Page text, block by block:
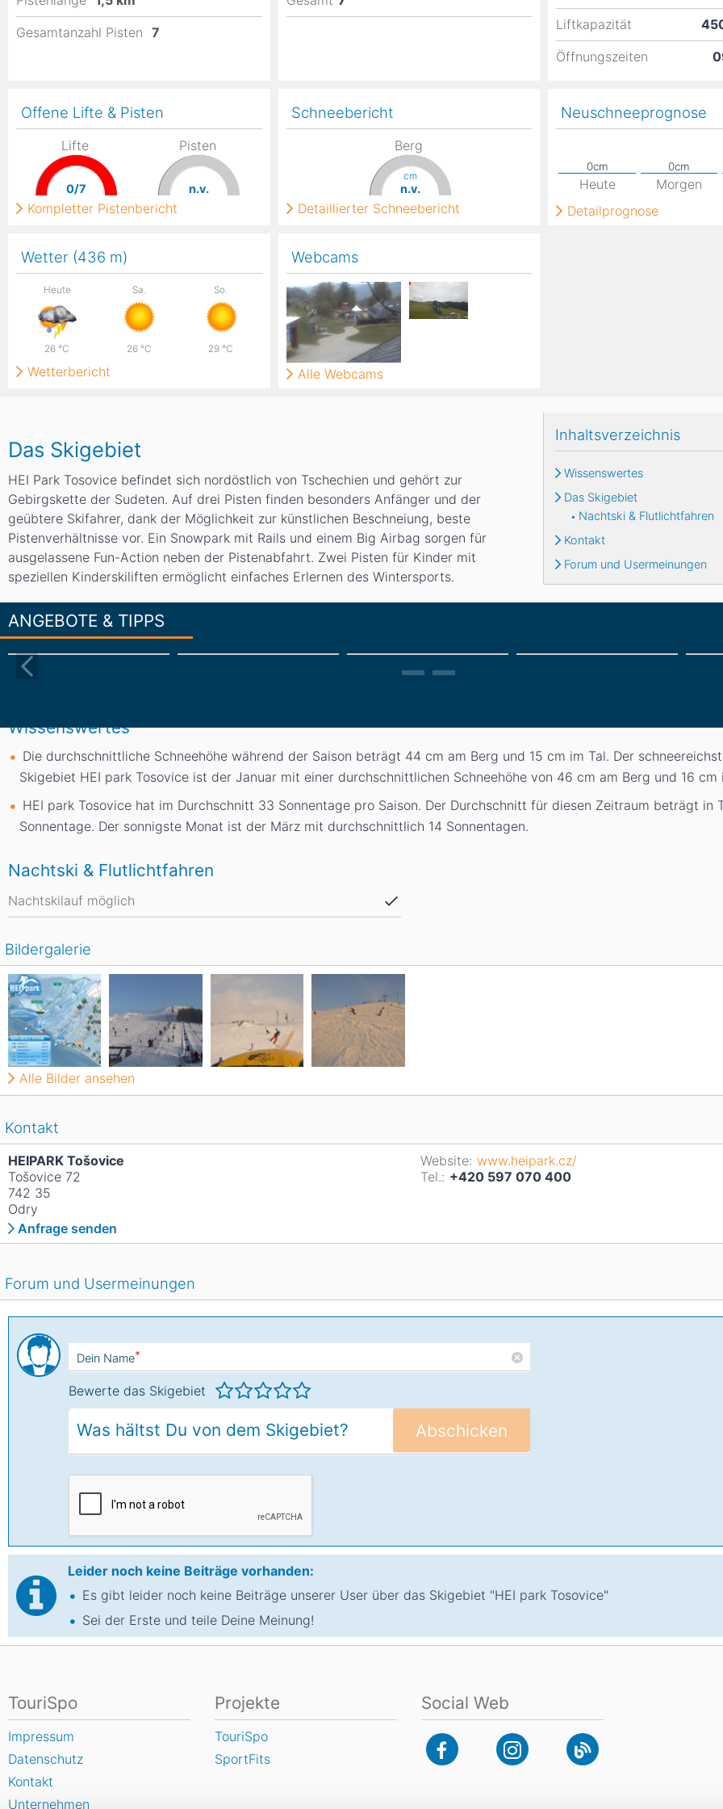
Inhaltsverzeichnis
Wissenswertes
Das Skigebiet
Nachtski & Flutlichtfahren
Kontakt
Forum und Usermeinungen
Das Skigebiet
HEI Park Tosovice befindet sich nordöstlich von Tschechien und gehört zur
Gebirgskette der Sudeten. Auf drei Pisten finden besonders Anfänger und der
geübtere Skifahrer, dank der Möglichkeit zur künstlichen Beschneiung, beste
Pistenverhältnisse vor. Ein Snowpark mit Rails und einem Big Airbag sorgen für
ausgelassene Fun-Action neben der Pistenabfahrt. Zwei Pisten für Kinder mit
speziellen Kinderskiliften ermöglicht einfaches Erlernen des Wintersports.
ANGEBOTE & TIPPS
Wissenswertes
Die durchschnittliche Schneehöhe während der Saison beträgt 44 cm am Berg und 15 cm im Tal. Der
Skigebiet HEI park Tosovice ist der Januar mit einer durchschnittlichen Schneehöhe von 46 cm am Berg und 16 cm
HEI park Tosovice hat im Durchschnitt 33 Sonnentage pro Saison. Der Durchschnitt für diesen Zeitraum beträgt in
Sonnentage. Der sonnigste Monat ist der März mit durchschnittlich 14 Sonnentagen.
Nachtski & Flutlichtfahren
Nachtskilauf möglich
Kontakt
HEIPARK Tošovice
Tošovice 72
742 35
Odry
Anfrage senden
Website: www.heipark.cz/
Tel.: +420 597 070 400
Bildergalerie
Alle Bilder ansehen
Forum und Usermeinungen
Dein Name*
Bewerte das Skigebiet
Abschicken
Leider noch keine Beiträge vorhanden:
Es gibt leider noch keine Beiträge unserer User über das Skigebiet "HEI park Tosovice"
Sei der Erste und teile Deine Meinung!
Liftkapazität
Öffnungszeiten
Gesamtanzahl Pisten 7
Wetter (436 m)
Heute
26 °C
Sa.
26 °C
So.
29 °C
Wetterbericht
Webcams
Alle Webcams
Schneebericht
Berg
cm
n.v.
Detaillierter Schneebericht
Neuschneeprognose
Heute Morgen
Detailprognose
Offene Lifte & Pisten
Lifte
0/7
Pisten
n.v.
Kompletter Pistenbericht
TouriSpo
Impressum
Datenschutz
Kontakt
Unternehmen
Projekte
TouriSpo
SportFits
Social Web